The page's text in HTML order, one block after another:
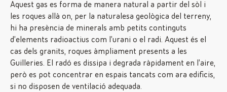
Aquest gas es forma de manera natural a partir del sòl i
les roques allà on, per la naturalesa geològica del terreny,
hi ha presència de minerals amb petits continguts
d’elements radioactius com l’urani o el radi. Aquest és el
cas dels granits, roques àmpliament presents a les
Guilleries. El radó es dissipa i degrada ràpidament en l’aire,
però es pot concentrar en espais tancats com ara edificis,
si no disposen de ventilació adequada.